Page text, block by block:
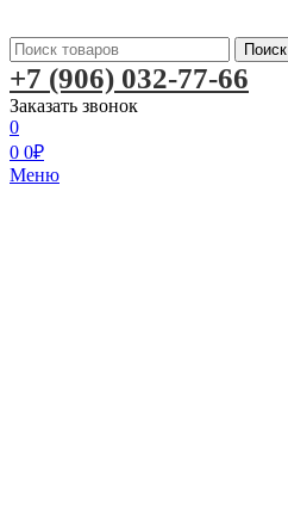
Поиск
+7 (906) 032-77-66
Заказать звонок
0
0 0₽
Меню